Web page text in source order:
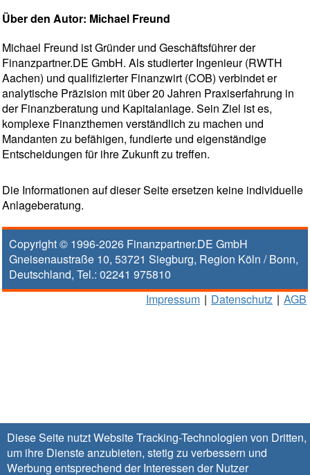
Diese Seite nutzt Website Tracking-Technologien von Dritten,
um ihre Dienste anzubieten, stetig zu verbessern und
Werbung entsprechend der Interessen der Nutzer
Über den Autor: Michael Freund
Michael Freund ist Gründer und Geschäftsführer der
Finanzpartner.DE GmbH. Als studierter Ingenieur (RWTH
Aachen) und qualifizierter Finanzwirt (COB) verbindet er
analytische Präzision mit über 20 Jahren Praxiserfahrung in
der Finanzberatung und Kapitalanlage. Sein Ziel ist es,
komplexe Finanzthemen verständlich zu machen und
Mandanten zu befähigen, fundierte und eigenständige
Entscheidungen für ihre Zukunft zu treffen.
Die Informationen auf dieser Seite ersetzen keine individuelle
Anlageberatung.
Copyright © 1996-2026 Finanzpartner.DE GmbH
Gneisenaustraße 10, 53721 Siegburg, Region Köln / Bonn,
Deutschland, Tel.: 02241 975810
Impressum | Datenschutz | AGB